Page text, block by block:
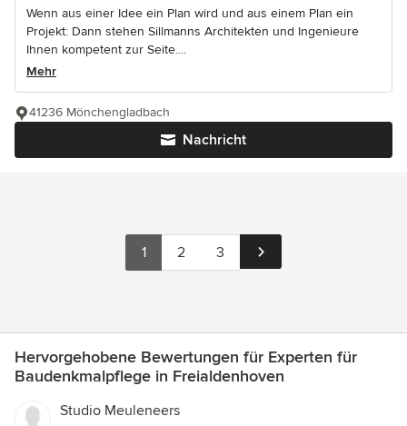
Wenn aus einer Idee ein Plan wird und aus einem Plan ein
Projekt: Dann stehen Sillmanns Architekten und Ingenieure
Ihnen kompetent zur Seite....
Mehr
Nachricht
41236 Mönchengladbach
1 2 3
Hervorgehobene Bewertungen für Experten für
Baudenkmalpflege in Freialdenhoven
Studio Meuleneers